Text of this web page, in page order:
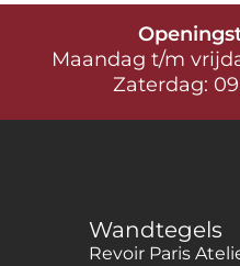
Maandag t/m
Zaterdag:
Wandtegels
Revoir Paris